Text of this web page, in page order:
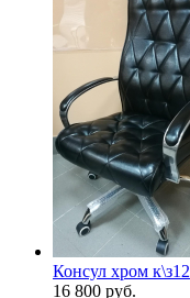
Консул хром к\з12
16 800 руб.